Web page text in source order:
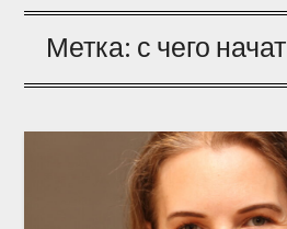
Метка: с чего